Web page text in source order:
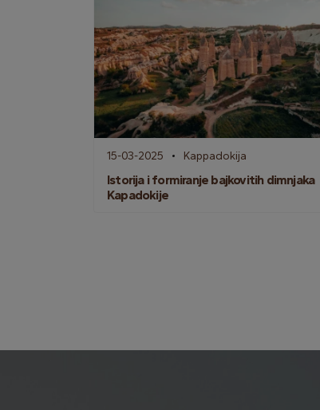
15-03-2025 Kappadokija
Istorija i formiranje bajkovitih dimnjaka
Kapadokije